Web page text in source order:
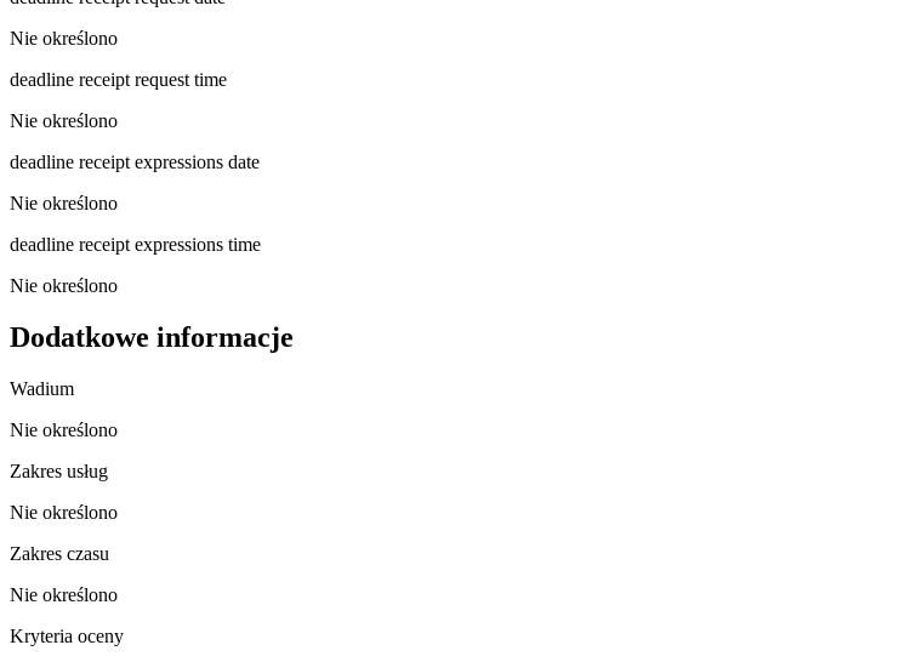
Nie określono
deadline receipt request time
Nie określono
deadline receipt expressions date
Nie określono
deadline receipt expressions time
Nie określono
Dodatkowe informacje
Wadium
Nie określono
Zakres usług
Nie określono
Zakres czasu
Nie określono
Kryteria oceny